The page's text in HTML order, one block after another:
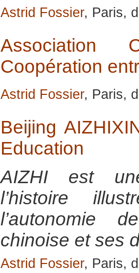
Astrid Fossier, Paris,
Association
Coopération
Astrid Fossier, Paris,
Beijing
Education
AIZHI est
l’histoire
l’autonomie
chinoise et ses
Astrid Fossier, Paris,